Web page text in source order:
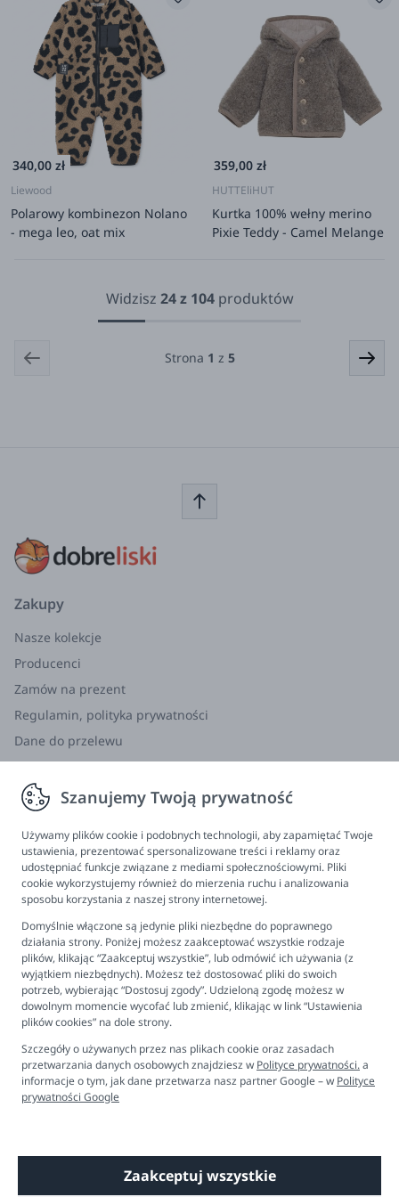
340,00 zł
Liewood
Polarowy kombinezon Nolano
- mega leo, oat mix
359,00 zł
HUTTEliHUT
Kurtka 100% wełny merino
Pixie Teddy - Camel Melange
Widzisz 24 z 104produktów
Strona 1 z 5
Zakupy
Nasze kolekcje
Producenci
Zamów na prezent
Regulamin, polityka prywatności
Dane do przelewu
Zwroty, wymiana, reklamacja
Informacje
Program lojalnościowy
FAQ - najczęściej zadawane pytania
Newsletter
Ustawienia plików cookies
Biuro obsługi klienta
Pon. - Pt. 9:00 - 16:00
Copyright © 2026 Dobre Liski - Bezpieczne dzieci, spokojne mamy
Szanujemy Twoją prywatność
Używamy plików cookie i podobnych technologii, aby zapamiętać Twoje
ustawienia, prezentować spersonalizowane treści i reklamy oraz
udostępniać funkcje związane z mediami społecznościowymi. Pliki
cookie wykorzystujemy również do mierzenia ruchu i analizowania
sposobu korzystania z naszej strony internetowej.
Domyślnie włączone są jedynie pliki niezbędne do poprawnego
działania strony. Poniżej możesz zaakceptować wszystkie rodzaje
plików, klikając “Zaakceptuj wszystkie”, lub odmówić ich używania (z
wyjątkiem niezbędnych). Możesz też dostosować pliki do swoich
potrzeb, wybierając “Dostosuj zgody”. Udzieloną zgodę możesz w
dowolnym momencie wycofać lub zmienić, klikając w link “Ustawienia
plików cookies” na dole strony.
Szczegóły o używanych przez nas plikach cookie oraz zasadach
przetwarzania danych osobowych znajdziesz w Polityce prywatności.a
informacje o tym, jak dane przetwarza nasz partner Google – w Polityce
prywatności Google
Zaakceptuj wszystkie